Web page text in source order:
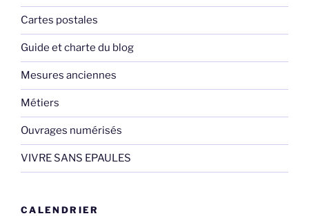
Cartes postales
Guide et charte du blog
Mesures anciennes
Métiers
Ouvrages numérisés
VIVRE SANS EPAULES
CALENDRIER